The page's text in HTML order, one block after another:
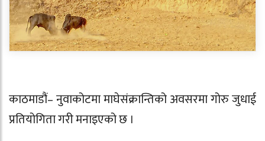
काठमाडौं– नुवाकोटमा माघेसंक्रान्तिको अवसरमा गोरु जुधाई
प्रतियोगिता गरी मनाइएको छ ।